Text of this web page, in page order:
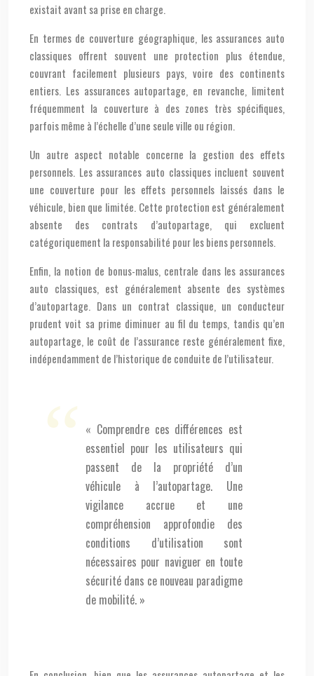
existait avant sa prise en charge.
En termes de couverture géographique, les assurances auto
classiques offrent souvent une protection plus étendue,
couvrant facilement plusieurs pays, voire des continents
entiers. Les assurances autopartage, en revanche, limitent
fréquemment la couverture à des zones très spécifiques,
parfois même à l’échelle d’une seule ville ou région.
Un autre aspect notable concerne la gestion des effets
personnels. Les assurances auto classiques incluent souvent
une couverture pour les effets personnels laissés dans le
véhicule, bien que limitée. Cette protection est généralement
absente des contrats d’autopartage, qui excluent
catégoriquement la responsabilité pour les biens personnels.
Enfin, la notion de bonus-malus, centrale dans les assurances
auto classiques, est généralement absente des systèmes
d’autopartage. Dans un contrat classique, un conducteur
prudent voit sa prime diminuer au fil du temps, tandis qu’en
autopartage, le coût de l’assurance reste généralement fixe,
indépendamment de l’historique de conduite de l’utilisateur.
« Comprendre ces différences est
essentiel pour les utilisateurs qui
passent de la propriété d’un
véhicule à l’autopartage. Une
vigilance accrue et une
compréhension approfondie des
conditions d’utilisation sont
nécessaires pour naviguer en toute
sécurité dans ce nouveau paradigme
de mobilité. »